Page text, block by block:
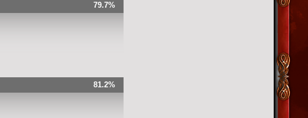
79.7%
81.2%